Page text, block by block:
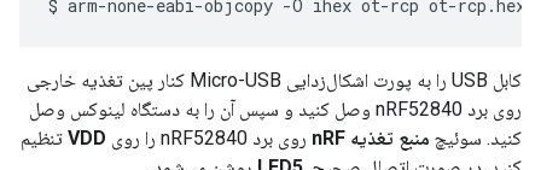
کابل USB را به پورت اشکال‌زدایی Micro-USB کنار پین تغذیه خارجی
روی برد nRF52840 وصل کنید و سپس آن را به دستگاه لینوکس وصل
کنید. سوئیچ منبع تغذیه nRF روی برد nRF52840 را روی VDD تنظیم